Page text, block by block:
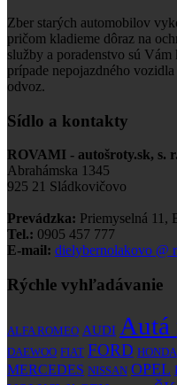
Zber starých automobilov
pričom kladieme dôraz na
služby a poradenstvo sú
prípade nepojazdného
odvoz.
Sídlo a kontakty
ROVAMI - autošroty.sk, s.
Abrahámska 1345
925 21 Sládkovičovo
Prevádzka: Priemyselná 11,
Tel.: 0905 457 777
E-mail: dielybernolakovo @
Rýchle vyhľadávanie
ALFA ROMEO AUDI Autá
DAEWOO FIAT FORD HONDA
MERCEDES NISSAN OPEL